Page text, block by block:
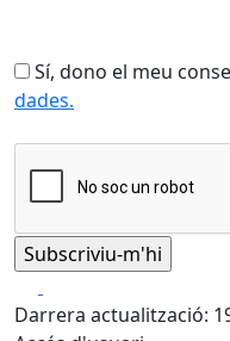
Sí, dono el meu
dades.
Darrera actualització: